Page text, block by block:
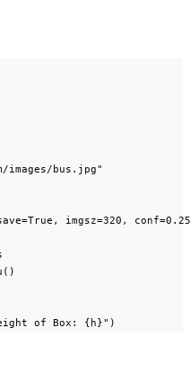
bus.jpg"
imgsz=320,
of Box: {h}")